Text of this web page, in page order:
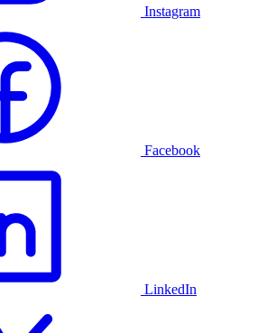
Instagram
Facebook
LinkedIn